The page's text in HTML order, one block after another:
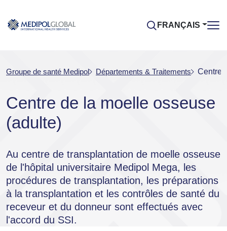
FRANÇAIS
Groupe de santé Medipol Départements & Traitements Centre
Centre de la moelle osseuse
(adulte)
Au centre de transplantation de moelle osseuse
de l'hôpital universitaire Medipol Mega, les
procédures de transplantation, les préparations
à la transplantation et les contrôles de santé du
receveur et du donneur sont effectués avec
l'accord du SSI.